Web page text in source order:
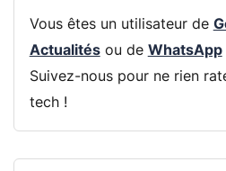
Vous êtes un utilisateur de
Actualitésou de WhatsApp
Suivez-nous pour ne rien
tech !